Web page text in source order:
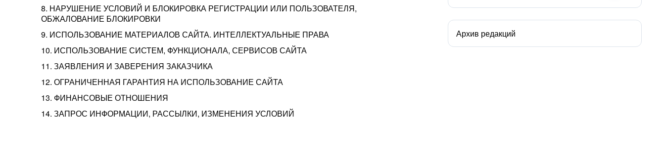
8. НАРУШЕНИЕ УСЛОВИЙ И БЛОКИРОВКА РЕГИСТРАЦИИ ИЛИ ПОЛЬЗОВАТЕЛЯ,
ОБЖАЛОВАНИЕ БЛОКИРОВКИ
9. ИСПОЛЬЗОВАНИЕ МАТЕРИАЛОВ САЙТА. ИНТЕЛЛЕКТУАЛЬНЫЕ ПРАВА
10. ИСПОЛЬЗОВАНИЕ СИСТЕМ, ФУНКЦИОНАЛА, СЕРВИСОВ САЙТА
11. ЗАЯВЛЕНИЯ И ЗАВЕРЕНИЯ ЗАКАЗЧИКА
12. ОГРАНИЧЕННАЯ ГАРАНТИЯ НА ИСПОЛЬЗОВАНИЕ САЙТА
13. ФИНАНСОВЫЕ ОТНОШЕНИЯ
14. ЗАПРОС ИНФОРМАЦИИ, РАССЫЛКИ, ИЗМЕНЕНИЯ УСЛОВИЙ
Архив редакций